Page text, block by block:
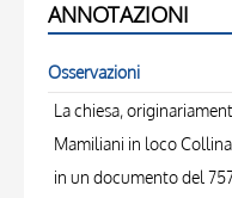
ANNOTAZIONI
Osservazioni
La chiesa,
Mamiliani in loco
in un documento del